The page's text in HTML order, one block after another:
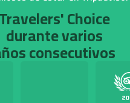
Travelers' Choice
durante varios
consecutivos